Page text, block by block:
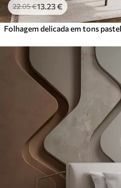
22.05€13 .23€
Folhagem delicada em tons pastel